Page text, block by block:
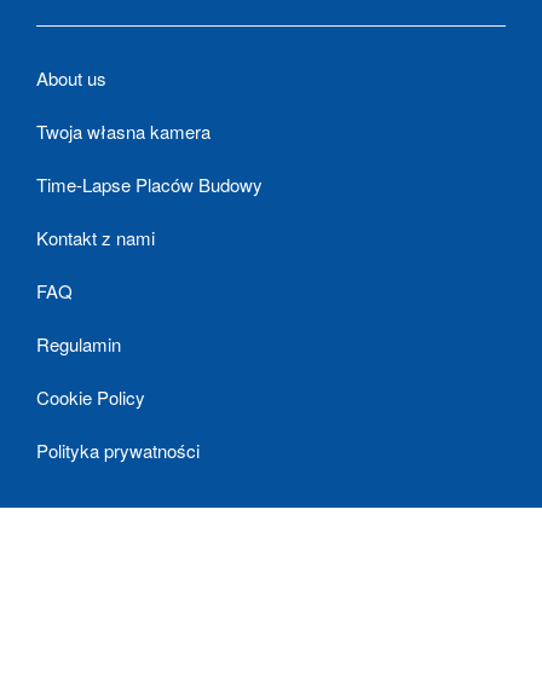
About us
Twoja własna kamera
Time-Lapse Placów Budowy
Kontakt z nami
FAQ
Regulamin
Cookie Policy
Polityka prywatności